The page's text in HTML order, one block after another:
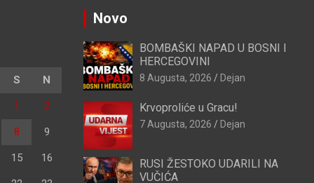
S N
1 2
8 9
15 16
Novo
BOMBAŠKI NAPAD U BOSNI I
HERCEGOVINI
8 Augusta, 2026 Dejan
Krvoproliće u Gracu!
7 Augusta, 2026 Dejan
RUSI ŽESTOKO UDARILI NA
VUČIĆA